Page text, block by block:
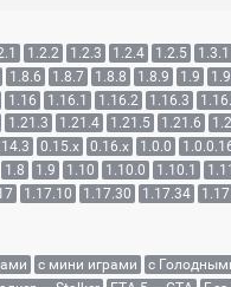
1.2.2 1.2.3 1.2.4 1.2.5 1.3.1
1.8.6 1.8.7 1.8.8 1.8.9 1.9
1.16 1.16.1 1.16.2 1.16.3
1.21.3 1.21.4 1.21.5 1.21.6
0.15.x 0.16.x 1.0.0
1.8 1.9 1.10 1.10.0 1.10.1 1.11
1.17.10 1.17.30 1.17.34
с мини играми с